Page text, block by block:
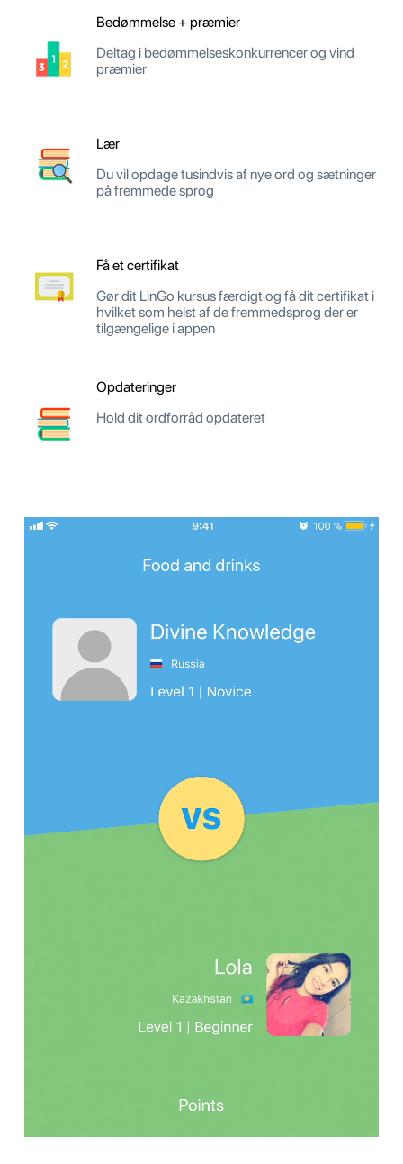
Bedømmelse + præmier
Deltag i bedømmelseskonkurrencer og vind
præmier
Lær
Du vil opdage tusindvis af nye ord og sætninger
på fremmede sprog
Få et certifikat
Gør dit LinGo kursus færdigt og få dit certifikat i
hvilket som helst af de fremmedsprog der er
tilgængelige i appen
Opdateringer
Hold dit ordforråd opdateret